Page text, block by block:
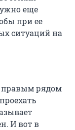
еще
при ее
ситуаций на
правым рядом
И вот в